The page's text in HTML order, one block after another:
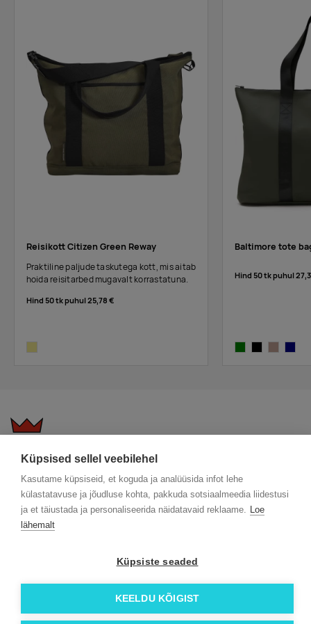
Küpsised sellel veebilehel
Kasutame küpsiseid, et koguda ja analüüsida infot lehe
külastatavuse ja jõudluse kohta, pakkuda sotsiaalmeedia liidestusi
ja et täiustada ja personaliseerida näidatavaid reklaame. Loe
lähemalt
Küpsiste seaded
KEELDU KÕIGIST
Reisikott Citizen Green Reway
Praktiline paljude taskutega kott, mis aitab
hoida reisitarbed mugavalt korrastatuna.
Hind 50 tk puhul25,78 €
Baltimore tote
Hind 50 tk puhul
Trükitehnikad
Meist lähemalt
ÖKO reklaamkingitused
Meeskond
Kontakt
Facebook
© 2026 Roi OÜ | Kõik õigused on kaitstud.